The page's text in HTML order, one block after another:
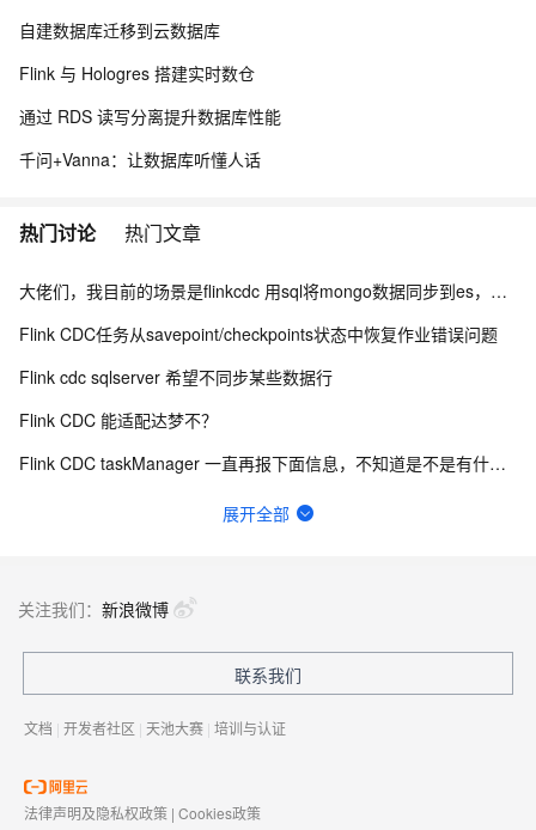
自建数据库迁移到云数据库
Flink 与 Hologres 搭建实时数仓
通过 RDS 读写分离提升数据库性能
千问+Vanna：让数据库听懂人话
热门讨论 热门文章
大佬们，我目前的场景是flinkcdc 用sql将mongo数据同步到es，有人做过这样的场景吗？
Flink CDC任务从savepoint/checkpoints状态中恢复作业错误问题
Flink cdc sqlserver 希望不同步某些数据行
Flink CDC 能适配达梦不？
Flink CDC taskManager 一直再报下面信息，不知道是不是有什么问题？
有用flink cdc同步mysql到hive这样搞过的源码吗?
flinkcdc在IDEA运行正常，打包就报错
FFA 2024 大会门票免费送！AI时代下大数据技术未来路在何方？
展开全部
关注我们： 新浪微博
联系我们
文档 | 开发者社区 | 天池大赛 | 培训与认证
法律声明及隐私权政策 | Cookies政策